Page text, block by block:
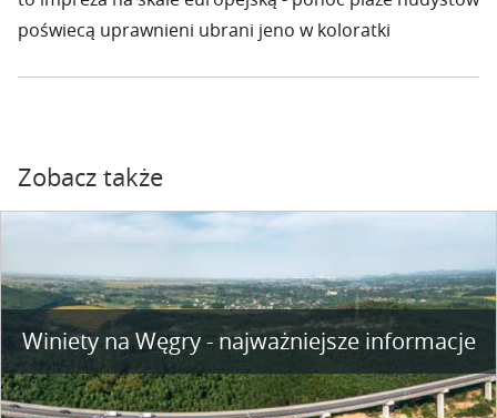
poświecą uprawnieni ubrani jeno w koloratki
Zobacz także
Winiety na Węgry - najważniejsze informacje